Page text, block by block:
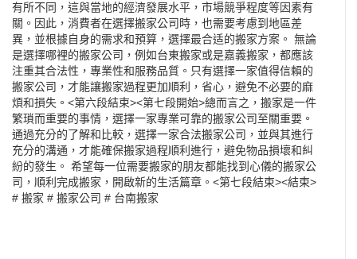
有所不同，這與當地的經濟發展水平，市場競爭程度等因素有
關。因此，消費者在選擇搬家公司時，也需要考慮到地區差
異，並根據自身的需求和預算，選擇最合适的搬家方案。 無論
是選擇哪裡的搬家公司，例如台東搬家或是嘉義搬家，都應該
注重其合法性，專業性和服務品質。只有選擇一家值得信賴的
搬家公司，才能讓搬家過程更加順利，省心，避免不必要的麻
煩和損失。<第六段結束><第七段開始>總而言之，搬家是一件
繁瑣而重要的事情，選擇一家專業可靠的搬家公司至關重要。
通過充分的了解和比較，選擇一家合法搬家公司，並與其進行
充分的溝通，才能確保搬家過程順利進行，避免物品損壞和糾
紛的發生。 希望每一位需要搬家的朋友都能找到心儀的搬家公
司，順利完成搬家，開啟新的生活篇章。<第七段結束><結束>
# 搬家 # 搬家公司 # 台南搬家